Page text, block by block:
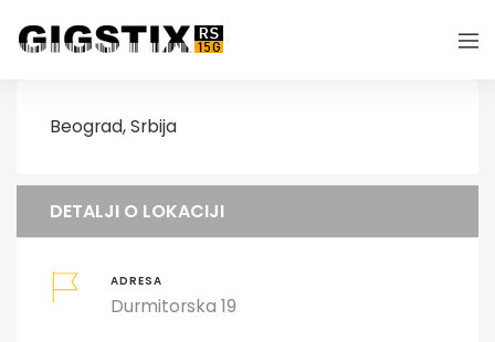
Beograd, Srbija
DETALJI O LOKACIJI
ADRESA
Durmitorska 19